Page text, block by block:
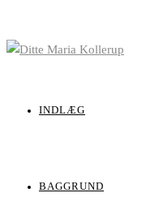
INDLÆG
BAGGRUND